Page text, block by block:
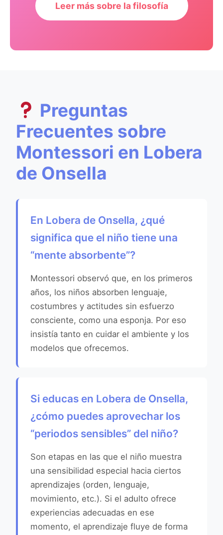
Leer más sobre la filosofía
Preguntas
Frecuentes sobre
Montessori en Lobera
de Onsella
En Lobera de Onsella, ¿qué
significa que el niño tiene una
“mente absorbente”?
Montessori observó que, en los primeros
años, los niños absorben lenguaje,
costumbres y actitudes sin esfuerzo
consciente, como una esponja. Por eso
insistía tanto en cuidar el ambiente y los
modelos que ofrecemos.
Si educas en Lobera de Onsella,
¿cómo puedes aprovechar los
“periodos sensibles” del niño?
Son etapas en las que el niño muestra
una sensibilidad especial hacia ciertos
aprendizajes (orden, lenguaje,
movimiento, etc.). Si el adulto ofrece
experiencias adecuadas en ese
momento, el aprendizaje fluye de forma